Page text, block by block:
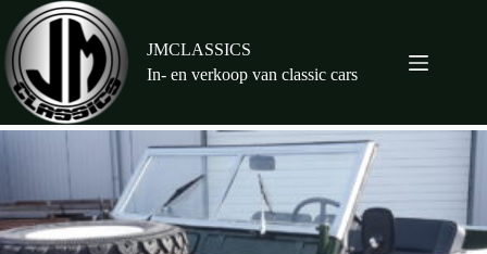
naar
de
inhoud
JMCLASSICS
In- en verkoop van classic cars